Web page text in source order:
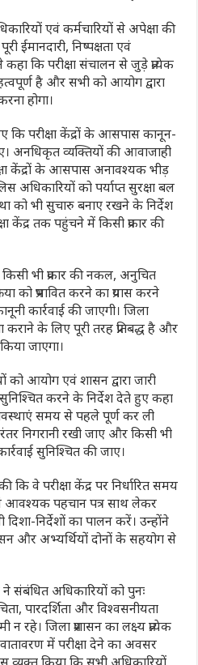
एवं कर्मचारियों से अपेक्षा की
ईमानदारी, निष्पक्षता एवं
कि परीक्षा संचालन से जुड़े प्रत्येक
है और सभी को आयोग द्वारा
होगा।
कि परीक्षा केंद्रों के आसपास कानून-
अनधिकृत व्यक्तियों की आवाजाही
केंद्रों के आसपास अनावश्यक भीड़
अधिकारियों को पर्याप्त सुरक्षा बल
को भी सुचारु बनाए रखने के निर्देश
केंद्र तक पहुंचने में किसी प्रकार की
किसी भी प्रकार की नकल, अनुचित
को प्रभावित करने का प्रयास करने
कार्रवाई की जाएगी। जिला
कराने के लिए पूरी तरह प्रतिबद्ध है और
जाएगा।
को आयोग एवं शासन द्वारा जारी
करने के निर्देश देते हुए कहा
समय से पहले पूर्ण कर ली
निगरानी रखी जाए और किसी भी
सुनिश्चित की जाए।
कि वे परीक्षा केंद्र पर निर्धारित समय
आवश्यक पहचान पत्र साथ लेकर
निर्देशों का पालन करें। उन्होंने
और अभ्यर्थियों दोनों के सहयोग से
संबंधित अधिकारियों को पुनः
पारदर्शिता और विश्वसनीयता
रहे। जिला प्रशासन का लक्ष्य प्रत्येक
में परीक्षा देने का अवसर